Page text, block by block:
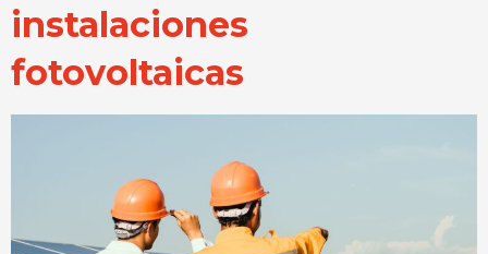
instalaciones
fotovoltaicas